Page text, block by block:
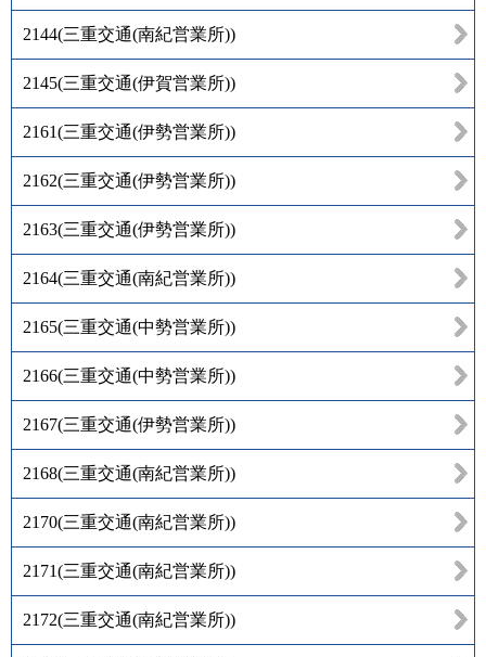
2144(三重交通(南紀営業所))
2145(三重交通(伊賀営業所))
2161(三重交通(伊勢営業所))
2162(三重交通(伊勢営業所))
2163(三重交通(伊勢営業所))
2164(三重交通(南紀営業所))
2165(三重交通(中勢営業所))
2166(三重交通(中勢営業所))
2167(三重交通(伊勢営業所))
2168(三重交通(南紀営業所))
2170(三重交通(南紀営業所))
2171(三重交通(南紀営業所))
2172(三重交通(南紀営業所))